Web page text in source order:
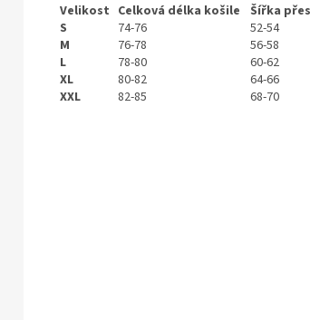
Velikost Celková délka košile Šířka
S
74-76 52-54
M
76-78 56-
L
78-80 60-62
XL
80-82 64-66
XXL
82-85 68-70